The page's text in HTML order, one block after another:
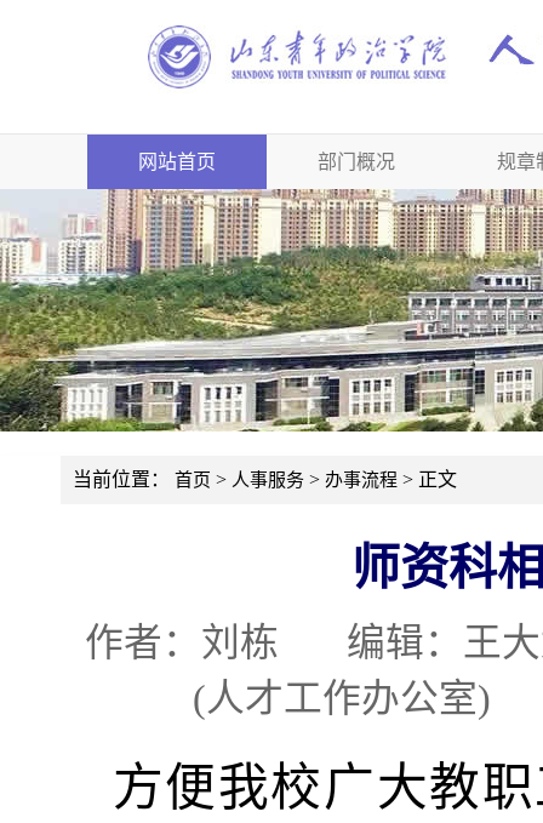
网站首页 部门概况 规章
当前位置： 首页 > 人事服务 > 办事流程 > 正文
师资科
作者：刘栋 编辑：
(人才工作办公室)
方便我校广大教